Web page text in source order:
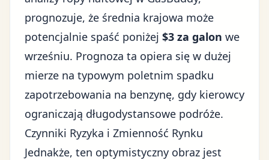
prognozuje, że średnia krajowa może
potencjalnie spaść poniżej $3 za galon we
wrześniu. Prognoza ta opiera się w dużej
mierze na typowym poletnim spadku
zapotrzebowania na benzynę, gdy kierowcy
ograniczają długodystansowe podróże.
Czynniki Ryzyka i Zmienność Rynku
Jednakże, ten optymistyczny obraz jest